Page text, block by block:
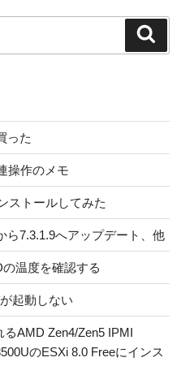
った
操作のメモ
ストールしてみた
ら7.3.1.9へアップデート、他
温度を確認する
起動しない
AMD Zen4/Zen5 IPMI
のESXi 8.0 Freeにインス